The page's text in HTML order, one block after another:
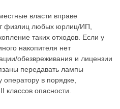
власти вправе
физлиц любых юрлиц/ИП,
таких отходов. Если у
накопителя нет
обезвреживания и лицензии
передавать лампы
в порядке,
классов опасности.